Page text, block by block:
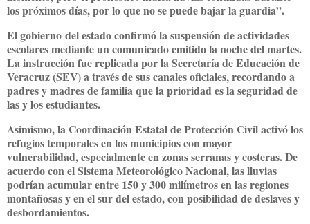
los próximos días, por lo que no se puede bajar la guardia”.
El gobierno del estado confirmó la suspensión de actividades
escolares mediante un comunicado emitido la noche del martes.
La instrucción fue replicada por la Secretaría de Educación de
Veracruz (SEV) a través de sus canales oficiales, recordando a
padres y madres de familia que la prioridad es la seguridad de
las y los estudiantes.
Asimismo, la Coordinación Estatal de Protección Civil activó los
refugios temporales en los municipios con mayor
vulnerabilidad, especialmente en zonas serranas y costeras. De
acuerdo con el Sistema Meteorológico Nacional, las lluvias
podrían acumular entre 150 y 300 milímetros en las regiones
montañosas y en el sur del estado, con posibilidad de deslaves y
desbordamientos.